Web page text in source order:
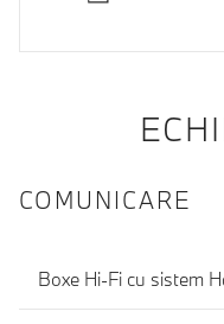
COMUNICARE
Boxe Hi-Fi cu sistem